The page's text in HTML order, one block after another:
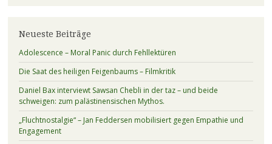
Neueste Beiträge
Adolescence – Moral Panic durch Fehllektüren
Die Saat des heiligen Feigenbaums – Filmkritik
Daniel Bax interviewt Sawsan Chebli in der taz – und beide
schweigen: zum palästinensischen Mythos.
„Fluchtnostalgie“ – Jan Feddersen mobilisiert gegen Empathie und
Engagement